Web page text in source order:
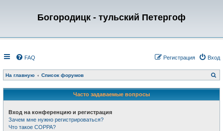
Богородицк - тульский Петергоф
FAQ Вход
Регистрация
На главную Список форумов
о
с
Часто задаваемые вопросы
Вход на конференцию и регистрация
Зачем мне нужно регистрироваться?
Что такое COPPA?